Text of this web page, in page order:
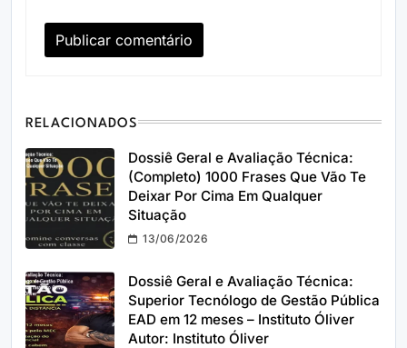
RELACIONADOS
Dossiê Geral e Avaliação Técnica:
(Completo) 1000 Frases Que Vão Te
Deixar Por Cima Em Qualquer
Situação
13/06/2026
Dossiê Geral e Avaliação Técnica:
Superior Tecnólogo de Gestão Pública
EAD em 12 meses – Instituto Óliver
Autor: Instituto Óliver